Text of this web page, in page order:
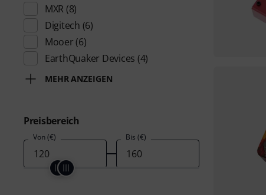
MXR (8)
Digitech (6)
Mooer (6)
EarthQuaker Devices (4)
MEHR ANZEIGEN
Preisbereich
Von (€) Bis (€)